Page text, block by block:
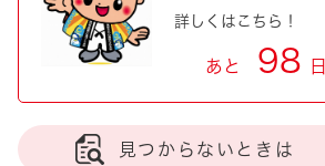
詳しくはこちら！
あと 98 日
見つからないときは